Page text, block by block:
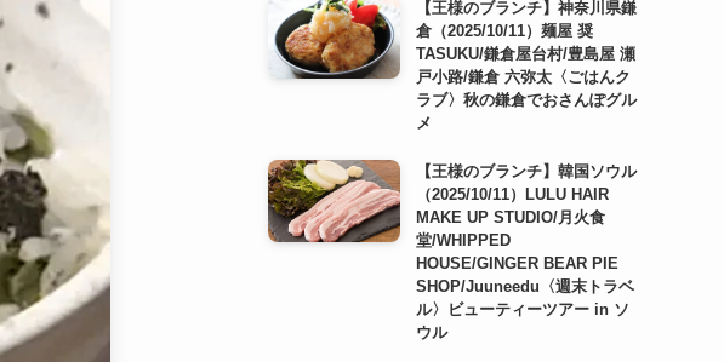
【王様のブランチ】神奈川県鎌
倉（2025/10/11）麺屋 奨
TASUKU/鎌倉屋台村/豊島屋 瀬
戸小路/鎌倉 六弥太〈ごはんク
ラブ〉秋の鎌倉でおさんぽグル
メ
【王様のブランチ】韓国ソウル
（2025/10/11）LULU HAIR
MAKE UP STUDIO/月火食
堂/WHIPPED
HOUSE/GINGER BEAR PIE
SHOP/Juuneedu〈週末トラベ
ル〉ビューティーツアー in ソ
ウル